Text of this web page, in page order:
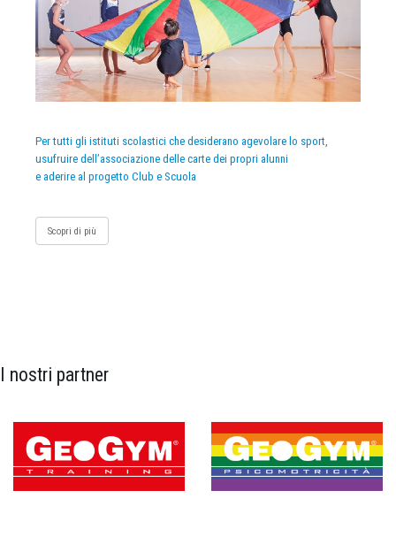
Per tutti gli istituti scolastici che desiderano agevolare lo sport,
usufruire dell’associazione delle carte dei propri alunni
e aderire al progetto Club e Scuola
Scopri di più
I nostri partner